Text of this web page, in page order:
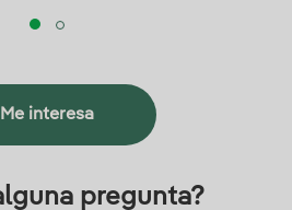
Me interesa
pregunta?